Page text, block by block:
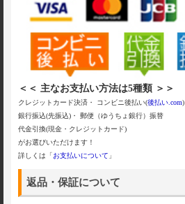
＜＜ 主なお支払い方法は5種類 ＞＞
クレジットカード決済・ コンビニ後払い(後払い.com)
銀行振込(先振込)・ 郵便（ゆうちょ銀行）振替
代金引換(現金・クレジットカード)
がお選びいただけます！
詳しくは「お支払いについて 」
返品・保証について